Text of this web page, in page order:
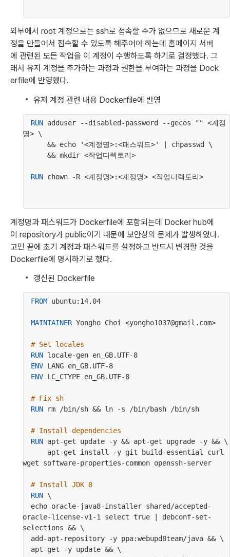
외부에서 root 계정으로는 ssh로 접속할 수가 없으므로 새로운 계
정을 만들어서 접속할 수 있도록 해주어야 하는데 홈페이지 서버
에 관련된 모든 작업을 이 계정이 수행하도록 하기로 결정했다. 그
래서 유저 계정을 추가하는 과정과 권한을 부여하는 과정을 Dock
erfile에 반영했다.
유저 계정 관련 내용 Dockerfile에 반영
RUN adduser --disabled-password --gecos "" <계정
명> \
&& echo '<계정명>:<패스워드>' | chpasswd \
&& mkdir <작업디렉토리>
RUN chown -R <계정명>:<계정명> <작업디렉토리>
계정명과 패스워드가 Dockerfile에 포함되는데 Docker hub에
이 repository가 public이기 때문에 보안상의 문제가 발생하였다.
고민 끝에 초기 계정과 패스워드를 설정하고 반드시 변경할 것을
Dockerfile에 명시하기로 했다.
갱신된 Dockerfile
FROM ubuntu:14.04
MAINTAINER Yongho Choi <yongho1037@gmail.com>
# Set locales
RUN locale-gen en_GB.UTF-8
ENV LANG en_GB.UTF-8
ENV LC_CTYPE en_GB.UTF-8
# Fix sh
RUN rm /bin/sh && ln -s /bin/bash /bin/sh
# Install dependencies
RUN apt-get update -y && apt-get upgrade -y && \
wget software-properties-common openssh-server
# Install JDK 8
RUN \
oracle-license-v1-1 select true | debconf-set-
selections && \
  add-apt-repository -y ppa:webupd8team/java && \
  apt-get -y update && \